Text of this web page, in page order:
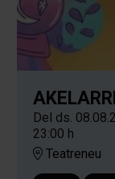
Del ds.
23:00 h
Teatreneu